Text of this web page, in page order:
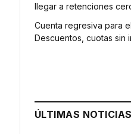
llegar a retenciones
Cuenta regresiva para
Descuentos, cuotas sin
ÚLTIMAS NOTICIAS